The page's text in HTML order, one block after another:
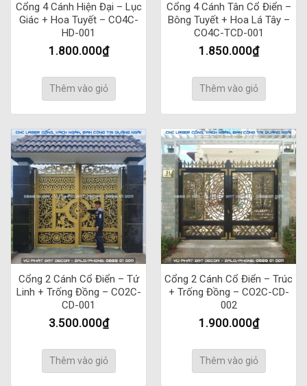
Cổng 4 Cánh Hiện Đại – Lục
Giác + Hoa Tuyết – CO4C-
HD-001
1.800.000₫
Thêm vào giỏ
Cổng 4 Cánh Tân Cổ Điển –
Bông Tuyết + Hoa Lá Tây –
CO4C-TCD-001
1.850.000₫
Thêm vào giỏ
Cổng 2 Cánh Cổ Điển – Tứ
Linh + Trống Đồng – CO2C-
CD-001
3.500.000₫
Thêm vào giỏ
Cổng 2 Cánh Cổ Điển – Trúc
+ Trống Đồng – CO2C-CD-
002
1.900.000₫
Thêm vào giỏ